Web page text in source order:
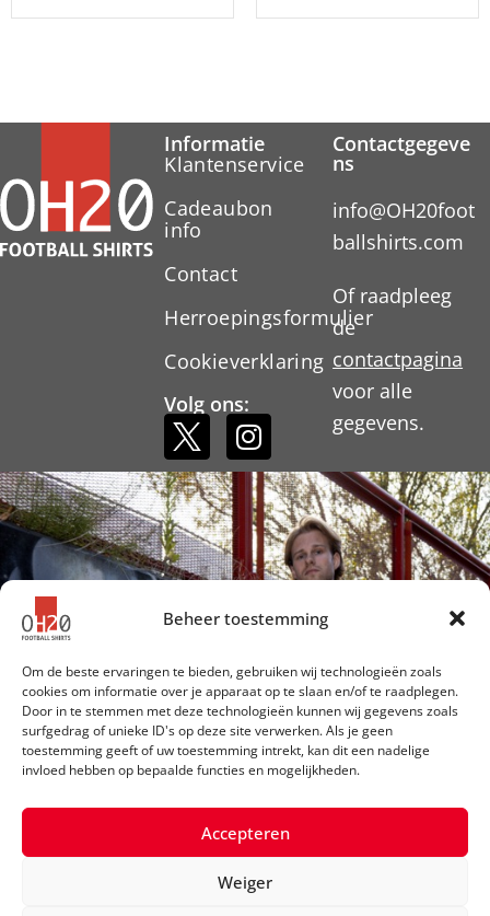
Beheer toestemming
Om de beste ervaringen te bieden, gebruiken wij technologieën zoals
cookies om informatie over je apparaat op te slaan en/of te raadplegen.
Door in te stemmen met deze technologieën kunnen wij gegevens zoals
surfgedrag of unieke ID's op deze site verwerken. Als je geen
toestemming geeft of uw toestemming intrekt, kan dit een nadelige
invloed hebben op bepaalde functies en mogelijkheden.
Accepteren
Weiger
Informatie
Klantenservice
Cadeaubon
info
Contact
Herroepingsformulier
Cookieverklaring
Volg ons:
Contactgegeve
ns
info@OH20foot
ballshirts.com
Of raadpleeg
de
contactpagina
voor alle
gegevens.